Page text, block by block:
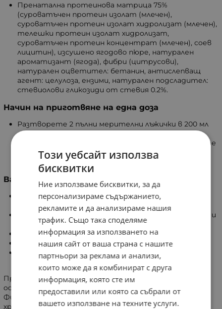
Пренатална протеинова матрица 75%
(суроватъчен протеин изолат (млечен),
суроватъчен протеин изолат хидролизат (млечен),
телешки протеин изолат хидролизат,
суроватъчен протеин концентрат (млечен), соев
лицитин), изсушено ягодово пюре, натурален
ароматизант (ягода), фибри (цитрусови),
натурален оцветител: бетанин, антислепващ
агент: целулоза, ензими, натурален подсладител:
стевиолови гликозиди от стевия 0.2%.
Начин на приготвяне на една доза
Разтворете 2 пълни мерителни лъжички в 200 мл
студена вода или мляко (може да използвате
оризово, овесено или бадемово мляко). Разбъркайте
добре. За по-добри резултати използвайте
Важно
Да се съхранява в затворени, оригинални опаковки
на сухо място, далече от слънчева светлина.
Като естествен продукт, цвета, структурата и
аромата може да варират.
Включена мерителна лъжичка.
Опаковката съдържа приблизително 20 дози.
Количеството продукт в опаковка е измерено
като тегло, а не като обем.
Протеин изолати с над 90% съдържание на белтък -
основен градивен елемент на растежа.
Фибри и Ензими подпомагащи усвояването на
хранителните вещества.
Този уебсайт използва
бисквитки
Ние използваме бисквитки, за да
персонализираме съдържанието,
рекламите и да анализираме нашия
трафик. Също така споделяме
информация за използването на
нашия сайт от ваша страна с нашите
партньори за реклама и анализи,
които може да я комбинират с друга
информация, която сте им
предоставили или която са събрали от
вашето използване на техните услуги.